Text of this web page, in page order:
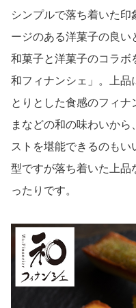
シンプルで落ち着いた印
ージのある洋菓子の良い
和菓子と洋菓子のコラボ
和フィナンシェ」。上品
とりとした食感のフィ
まなどの和の味わいか
ストを堪能できるのもい
型ですが落ち着いた上品
ったりです。